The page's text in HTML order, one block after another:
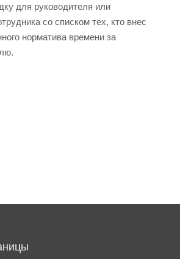
для руководителя или
со списком тех, кто внес
норматива времени за